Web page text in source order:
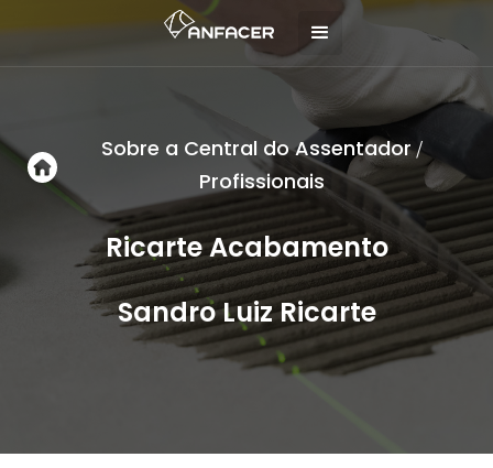
Sobre a Central do Assentador/
Profissionais
Ricarte Acabamento
Sandro Luiz Ricarte